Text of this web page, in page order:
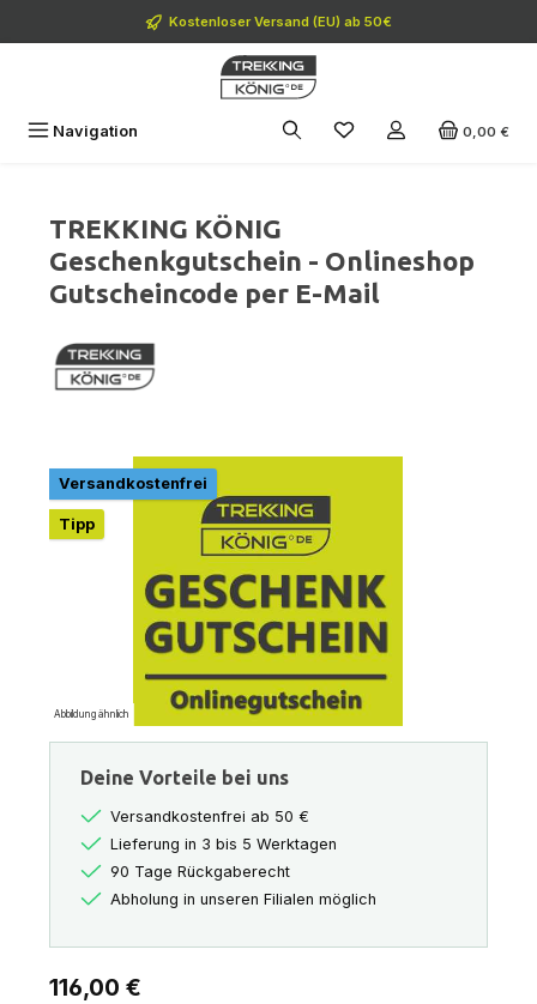
Zum Hauptinhalt springenKostenloser Versand (EU) ab 50€
Navigation 0,00 €
TREKKING KÖNIG
Geschenkgutschein - Onlineshop
Gutscheincode per E-Mail
Bildergalerie überspringen
Versandkostenfrei
Tipp
Abbildung ähnlich
Deine Vorteile bei uns
Versandkostenfrei ab 50 €
Lieferung in 3 bis 5 Werktagen
90 Tage Rückgaberecht
Abholung in unseren Filialen möglich
Regulärer Preis:
116,00 €